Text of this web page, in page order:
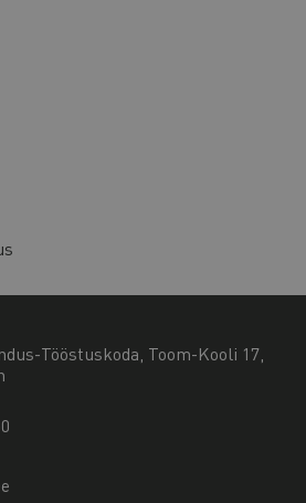
Tööstuskoda, Toom-Kooli 17,